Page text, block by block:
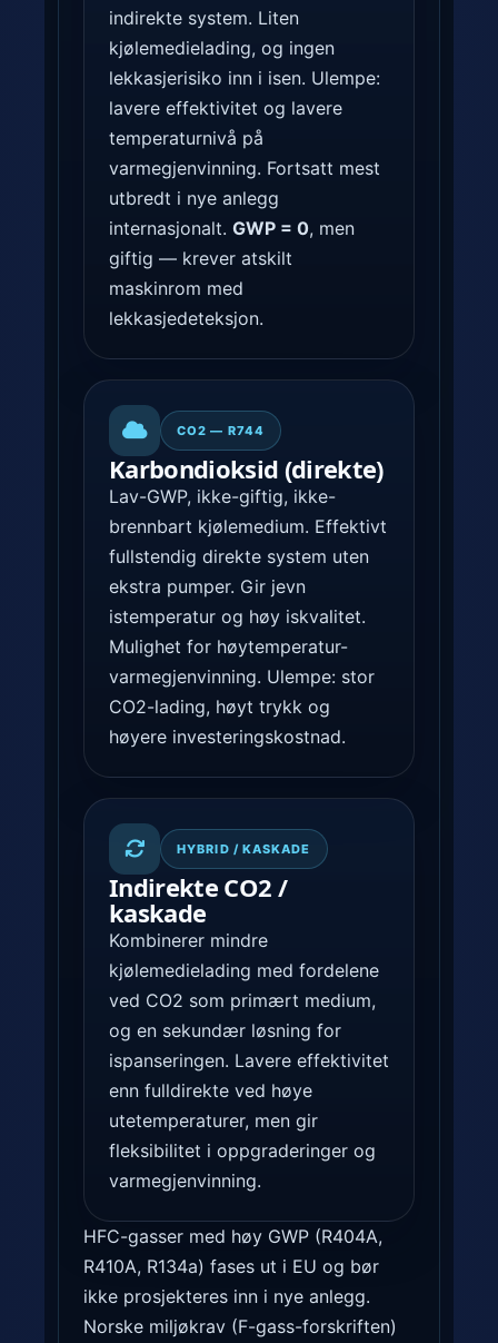
indirekte system. Liten
kjølemedielading, og ingen
lekkasjerisiko inn i isen. Ulempe:
lavere effektivitet og lavere
temperaturnivå på
varmegjenvinning. Fortsatt mest
utbredt i nye anlegg
internasjonalt. GWP = 0, men
giftig — krever atskilt
maskinrom med
lekkasjedeteksjon.
CO2 — R744
Karbondioksid (direkte)
Lav-GWP, ikke-giftig, ikke-
brennbart kjølemedium. Effektivt
fullstendig direkte system uten
ekstra pumper. Gir jevn
istemperatur og høy iskvalitet.
Mulighet for høytemperatur-
varmegjenvinning. Ulempe: stor
CO2-lading, høyt trykk og
høyere investeringskostnad.
HYBRID / KASKADE
Indirekte CO2 /
kaskade
Kombinerer mindre
kjølemedielading med fordelene
ved CO2 som primært medium,
og en sekundær løsning for
ispanseringen. Lavere effektivitet
enn fulldirekte ved høye
utetemperaturer, men gir
fleksibilitet i oppgraderinger og
varmegjenvinning.
HFC-gasser med høy GWP (R404A,
R410A, R134a) fases ut i EU og bør
ikke prosjekteres inn i nye anlegg.
Norske miljøkrav (F-gass-forskriften)